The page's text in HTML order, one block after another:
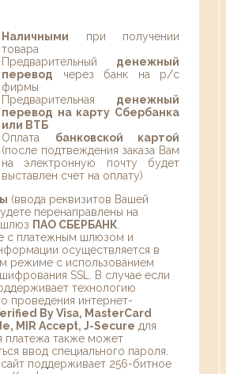
Наличными при получении
товара
Предварительный денежный
перевод через банк на р/с
фирмы
Предварительная денежный
перевод на карту Сбербанка
или ВТБ
Оплата банковской картой
(после подтвеждения заказа Вам
на электронную почту будет
выставлен счет на оплату)
(ввода реквизитов Вашей
перенаправлены на
ПАО СБЕРБАНК
с платежным шлюзом и
осуществляется в
режиме с использованием
SSL. В случае если
технологию
проведения интернет-
By Visa, MasterCard
MIR Accept, J-Secure для
платежа также может
ввод специального пароля.
поддерживает 256-битное